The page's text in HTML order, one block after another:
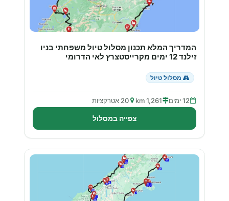
המדריך המלא תכנון מסלול טיול משפחתי בניו
זילנד 12 ימים מקרייסטצרץ לאי הדרומי
מסלול טיול
12 ימים 1,261 km 20 אטרקציות
צפייה במסלול